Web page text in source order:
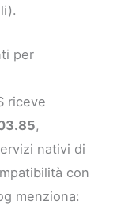
per
riceve
,
nativi di
con
menziona: